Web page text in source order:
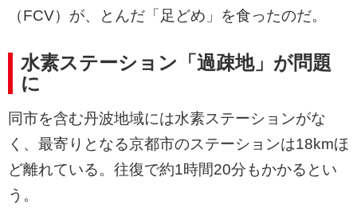
（FCV）が、とんだ「足どめ」を食ったのだ。
水素ステーション「過疎地」が問題
に
同市を含む丹波地域には水素ステーションがな
く、最寄りとなる京都市のステーションは18kmほ
ど離れている。往復で約1時間20分もかかるとい
う。